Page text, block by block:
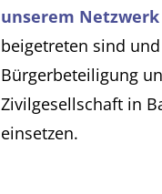
unserem Netzwerk
beigetreten sind
Bürgerbeteiligung
Zivilgesellschaft in
einsetzen.